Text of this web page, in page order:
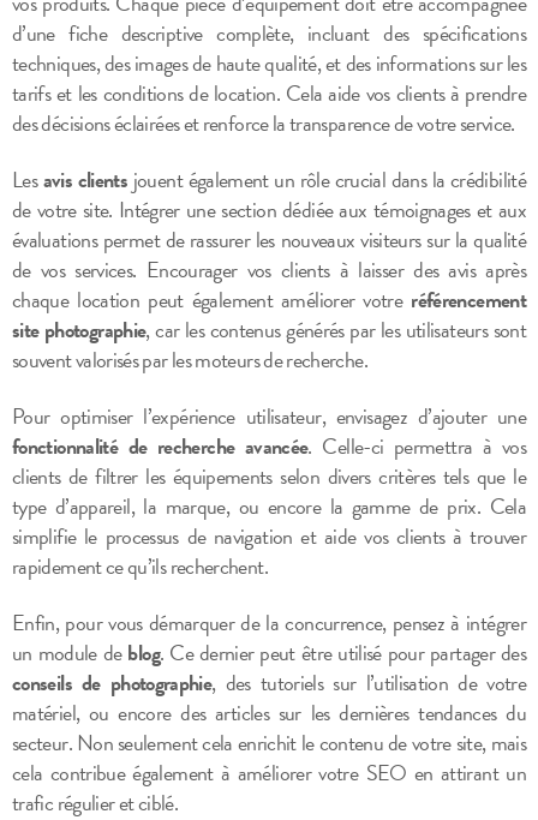
d’une fiche descriptive complète, incluant des spécifications
techniques, des images de haute qualité, et des informations sur les
tarifs et les conditions de location. Cela aide vos clients à prendre
des décisions éclairées et renforce la transparence de votre service.
Lesavis clients jouent également un rôle crucial dans la crédibilité
de votre site. Intégrer une section dédiée aux témoignages et aux
évaluations permet de rassurer les nouveaux visiteurs sur la qualité
de vos services. Encourager vos clients à laisser des avis après
chaque location peut également améliorer votre référencement
site photographie, car les contenus générés par les utilisateurs sont
souvent valorisés par les moteurs de recherche.
Pour optimiser l’expérience utilisateur, envisagez d’ajouter une
fonctionnalité de recherche avancée. Celle-ci permettra à vos
clients de filtrer les équipements selon divers critères tels que le
type d’appareil, la marque, ou encore la gamme de prix. Cela
simplifie le processus de navigation et aide vos clients à trouver
rapidement ce qu’ils recherchent.
Enfin, pour vous démarquer de la concurrence, pensez à intégrer
un module deblog. Ce dernier peut être utilisé pour partager des
conseils de photographie, des tutoriels sur l’utilisation de votre
matériel, ou encore des articles sur les dernières tendances du
secteur. Non seulement cela enrichit le contenu de votre site, mais
cela contribue également à améliorer votre SEO en attirant un
trafic régulier et ciblé.